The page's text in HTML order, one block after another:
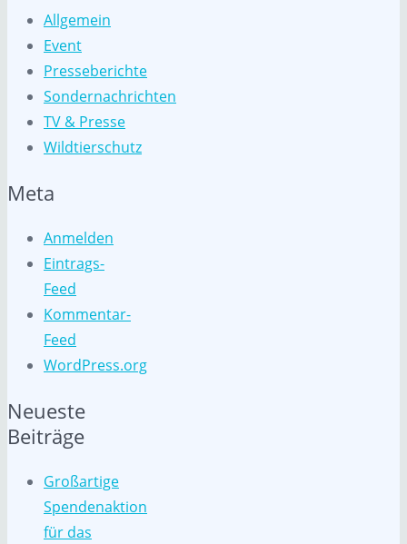
Allgemein
Event
Presseberichte
Sondernachrichten
TV & Presse
Wildtierschutz
Meta
Anmelden
Eintrags-
Feed
Kommentar-
Feed
WordPress.org
Neueste
Beiträge
Großartige
Spendenaktion
für das